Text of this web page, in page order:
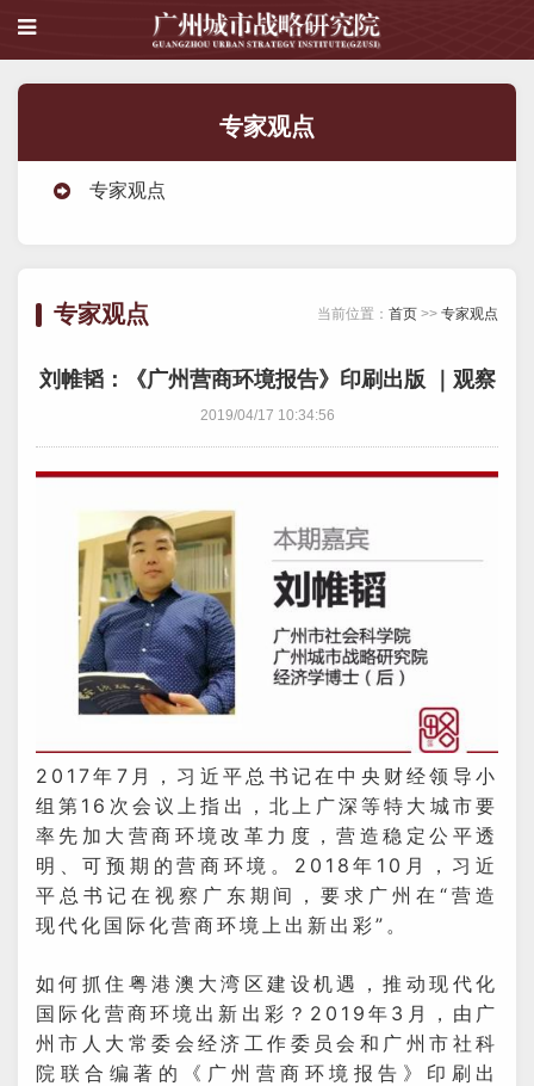
专家观点
专家观点
专家观点 当前位置： 首页 >> 专家观点
刘帷韬：《广州营商环境报告》印刷出版 ｜观察
2019/04/17 10:34:56
2017年7月，习近平总书记在中央财经领导小
组第16次会议上指出，北上广深等特大城市要
率先加大营商环境改革力度，营造稳定公平透
明、可预期的营商环境。2018年10月，习近
平总书记在视察广东期间，要求广州在“营造
现代化国际化营商环境上出新出彩”。
如何抓住粤港澳大湾区建设机遇，推动现代化
国际化营商环境出新出彩？2019年3月，由广
州市人大常委会经济工作委员会和广州市社科
院联合编著的《广州营商环境报告》印刷出